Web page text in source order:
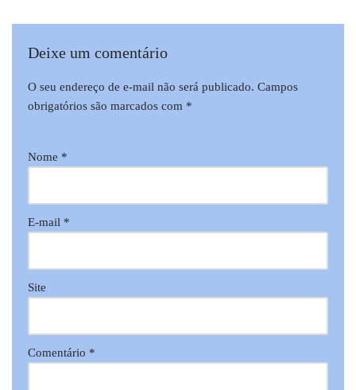
Deixe um comentário
O seu endereço de e-mail não será publicado. Campos
obrigatórios são marcados com *
Nome *
E-mail *
Site
Comentário *